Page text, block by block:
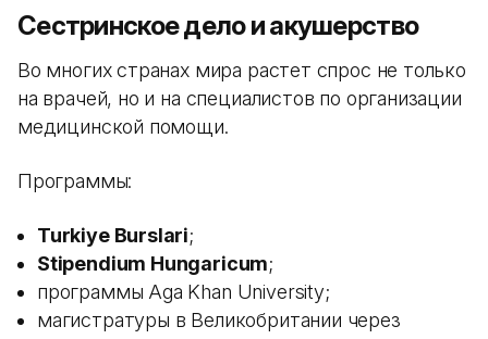
Сестринское дело и акушерство
Во многих странах мира растет спрос не только
на врачей, но и на специалистов по организации
медицинской помощи.
Программы:
Turkiye Burslari;
Stipendium Hungaricum;
программы Aga Khan University;
магистратуры в Великобритании через